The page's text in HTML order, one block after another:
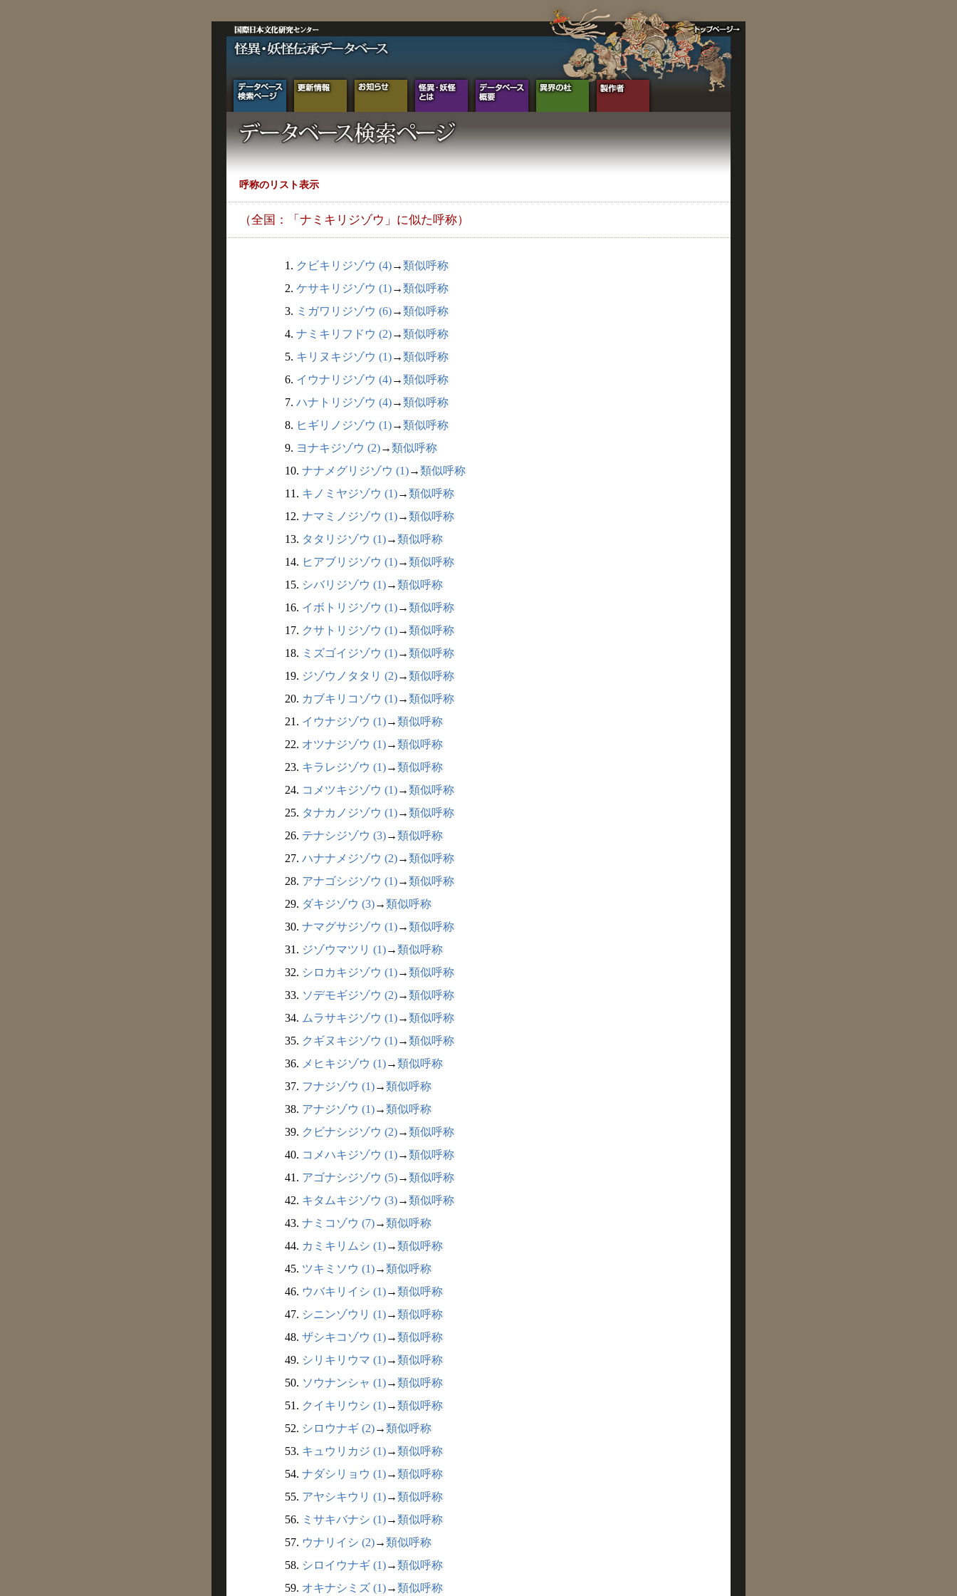
呼称のリスト表示
（全国：「ナミキリジゾウ」に似た呼称）
1. クビキリジゾウ (4)→類似呼称
2. ケサキリジゾウ (1)→類似呼称
3. ミガワリジゾウ (6)→類似呼称
4. ナミキリフドウ (2)→類似呼称
5. キリヌキジゾウ (1)→類似呼称
6. イウナリジゾウ (4)→類似呼称
7. ハナトリジゾウ (4)→類似呼称
8. ヒギリノジゾウ (1)→類似呼称
9. ヨナキジゾウ (2)→類似呼称
10. ナナメグリジゾウ (1)→類似呼称
11. キノミヤジゾウ (1)→類似呼称
12. ナマミノジゾウ (1)→類似呼称
13. タタリジゾウ (1)→類似呼称
14. ヒアブリジゾウ (1)→類似呼称
15. シバリジゾウ (1)→類似呼称
16. イボトリジゾウ (1)→類似呼称
17. クサトリジゾウ (1)→類似呼称
18. ミズゴイジゾウ (1)→類似呼称
19. ジゾウノタタリ (2)→類似呼称
20. カブキリコゾウ (1)→類似呼称
21. イウナジゾウ (1)→類似呼称
22. オツナジゾウ (1)→類似呼称
23. キラレジゾウ (1)→類似呼称
24. コメツキジゾウ (1)→類似呼称
25. タナカノジゾウ (1)→類似呼称
26. テナシジゾウ (3)→類似呼称
27. ハナナメジゾウ (2)→類似呼称
28. アナゴシジゾウ (1)→類似呼称
29. ダキジゾウ (3)→類似呼称
30. ナマグサジゾウ (1)→類似呼称
31. ジゾウマツリ (1)→類似呼称
32. シロカキジゾウ (1)→類似呼称
33. ソデモギジゾウ (2)→類似呼称
34. ムラサキジゾウ (1)→類似呼称
35. クギヌキジゾウ (1)→類似呼称
36. メヒキジゾウ (1)→類似呼称
37. フナジゾウ (1)→類似呼称
38. アナジゾウ (1)→類似呼称
39. クビナシジゾウ (2)→類似呼称
40. コメハキジゾウ (1)→類似呼称
41. アゴナシジゾウ (5)→類似呼称
42. キタムキジゾウ (3)→類似呼称
43. ナミコゾウ (7)→類似呼称
44. カミキリムシ (1)→類似呼称
45. ツキミソウ (1)→類似呼称
46. ウバキリイシ (1)→類似呼称
47. シニンゾウリ (1)→類似呼称
48. ザシキコゾウ (1)→類似呼称
49. シリキリウマ (1)→類似呼称
50. ソウナンシャ (1)→類似呼称
51. クイキリウシ (1)→類似呼称
52. シロウナギ (2)→類似呼称
53. キュウリカジ (1)→類似呼称
54. ナダシリョウ (1)→類似呼称
55. アヤシキウリ (1)→類似呼称
56. ミサキバナシ (1)→類似呼称
57. ウナリイシ (2)→類似呼称
58. シロイウナギ (1)→類似呼称
59. オキナシミズ (1)→類似呼称